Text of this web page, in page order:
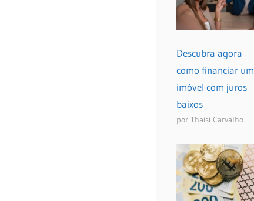
Descubra agora
como financiar um
imóvel com juros
baixos
por Thaisi Carvalho